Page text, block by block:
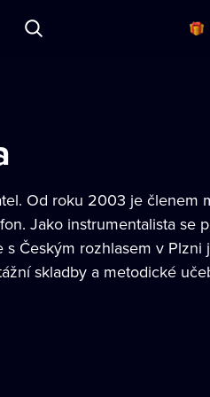
Od roku 2003 je členem
Jako instrumentalista se
Českým rozhlasem v
skladby a metodické